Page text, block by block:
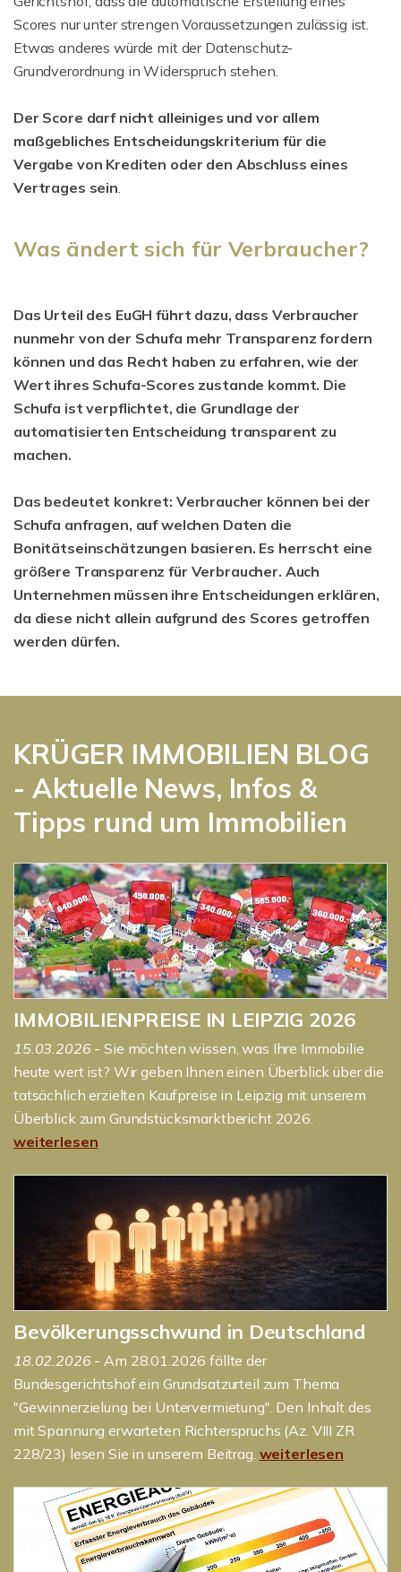
Scores nur unter strengen Voraussetzungen zulässig ist.
Etwas anderes würde mit der Datenschutz-
Grundverordnung in Widerspruch stehen.
Der Score darf nicht alleiniges und vor allem
maßgebliches Entscheidungskriterium für die
Vergabe von Krediten oder den Abschluss eines
Vertrages sein.
Was ändert sich für Verbraucher?
Das Urteil des EuGH führt dazu, dass Verbraucher
nunmehr von der Schufa mehr Transparenz fordern
können und das Recht haben zu erfahren, wie der
Wert ihres Schufa-Scores zustande kommt. Die
Schufa ist verpflichtet, die Grundlage der
automatisierten Entscheidung transparent zu
machen.
Das bedeutet konkret: Verbraucher können bei der
Schufa anfragen, auf welchen Daten die
Bonitätseinschätzungen basieren. Es herrscht eine
größere Transparenz für Verbraucher. Auch
Unternehmen müssen ihre Entscheidungen erklären,
da diese nicht allein aufgrund des Scores getroffen
werden dürfen.
KRÜGER IMMOBILIEN BLOG
- Aktuelle News, Infos &
Tipps rund um Immobilien
IMMOBILIENPREISE IN LEIPZIG 2026
15.03.2026- Sie möchten wissen, was Ihre Immobilie
heute wert ist? Wir geben Ihnen einen Überblick über die
tatsächlich erzielten Kaufpreise in Leipzig mit unserem
Überblick zum Grundstücksmarktbericht 2026.
weiterlesen
Bevölkerungsschwund in Deutschland
18.02.2026- Am 28.01.2026 fällte der
Bundesgerichtshof ein Grundsatzurteil zum Thema
"Gewinnerzielung bei Untervermietung". Den Inhalt des
mit Spannung erwarteten Richterspruchs (Az. VIII ZR
228/23) lesen Sie in unserem Beitrag. weiterlesen